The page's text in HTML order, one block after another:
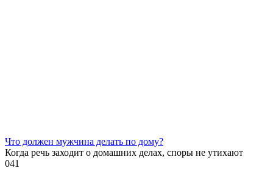
Что должен мужчина делать по дому?
Когда речь заходит о домашних делах, споры не утихают
041